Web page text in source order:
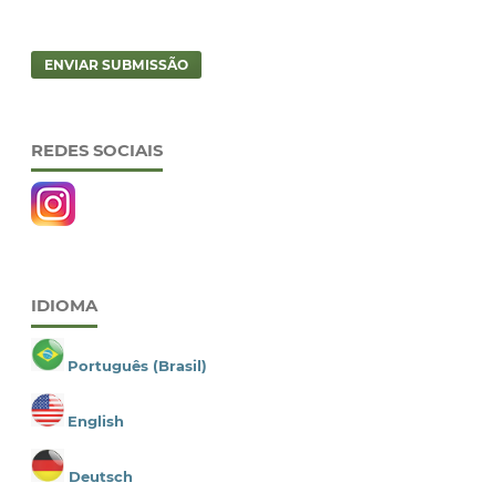
ENVIAR SUBMISSÃO
REDES SOCIAIS
IDIOMA
Português (Brasil)
English
Deutsch